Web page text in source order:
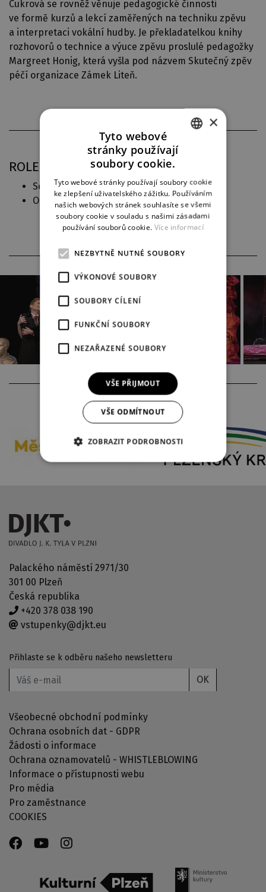
Cukrová se rovněž věnuje pedagogické činnosti
ve formě kurzů a lekcí zaměřených na techniku zpěvu
a interpretaci vokální hudby. Je překladatelkou knihy
rozhovorů o technice a výuce zpěvu proslulé pedagožky
Margreet Honig, která vyšla pod názvem Skutečný zpěv
péčí organizace Zámek Liteň.
ROLE V DJKT
Sextus (La Clemenza di Tito)
Octavia ( Korunovace Poppey )
PARTNEŘI DIVADLA
Palackého náměstí 2971/30
301 00 Plzeň
Česká republika
+420 378 038 190
vstupenky@djkt.eu
Přihlaste se k odběru našeho newsletteru
OK
Všeobecné obchodní podmínky
Ochrana osobních dat - GDPR
Žádosti o informace
Ochrana oznamovatelů - WHISTLEBLOWING
Informace o přístupnosti webu
Pro média
Pro zaměstnance
COOKIES
GERMAN
×
Tyto webové
stránky používají
soubory cookie.
Tyto webové stránky používají soubory cookie
ke zlepšení uživatelského zážitku. Používáním
našich webových stránek souhlasíte se všemi
soubory cookie v souladu s našimi zásadami
používání souborů cookie. Více informací
NEZBYTNĚ NUTNÉ SOUBORY
VÝKONOVÉ SOUBORY
SOUBORY CÍLENÍ
FUNKČNÍ SOUBORY
NEZAŘAZENÉ SOUBORY
VŠE PŘIJMOUT
VŠE ODMÍTNOUT
ZOBRAZIT PODROBNOSTI